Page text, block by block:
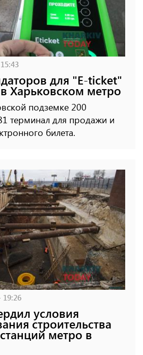
для "E-ticket"
Харьковском метро
подземке 200
терминал для продажи и
билета.
19:26
условия
строительства
метро в